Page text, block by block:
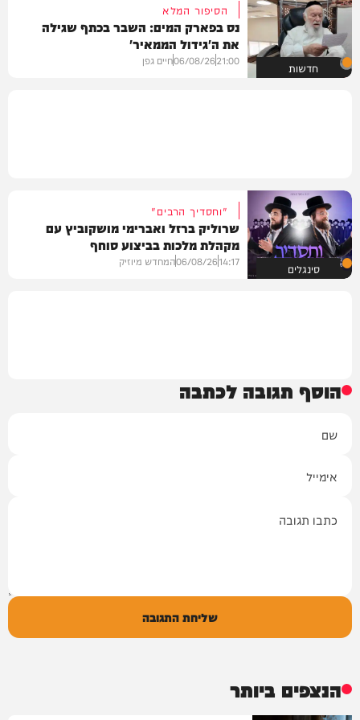
חדשות
הסיפור המלא
נס בפארק המים: השבר בכתף שגילה
את ה'גידול הממאיר'
21:00
06/08/26חיים גפן
סינגלים
"וחסדיך הרבים"
שרוליק ברזל ואברימי מושקוביץ עם
מקהלת מלכות בביצוע סוחף
14:17
06/08/26המחדש מיוזיק
הוסף תגובה לכתבה
שליחת התגובה
הנצפים ביותר